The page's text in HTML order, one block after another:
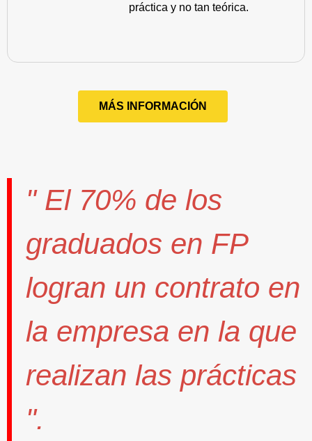
práctica y no tan teórica.
MÁS INFORMACIÓN
" El 70% de los
graduados en FP
logran un contrato en
la empresa en la que
realizan las prácticas
".